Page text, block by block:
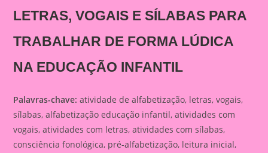
LETRAS, VOGAIS E SÍLABAS PARA
TRABALHAR DE FORMA LÚDICA
NA EDUCAÇÃO INFANTIL
Palavras-chave: atividade de alfabetização, letras, vogais,
sílabas, alfabetização educação infantil, atividades com
vogais, atividades com letras, atividades com sílabas,
consciência fonológica, pré-alfabetização, leitura inicial,